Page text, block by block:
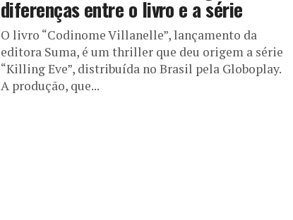
diferenças entre o livro e a série
O livro “Codinome Villanelle”, lançamento da
editora Suma, é um thriller que deu origem a série
“Killing Eve”, distribuída no Brasil pela Globoplay.
A produção, que...